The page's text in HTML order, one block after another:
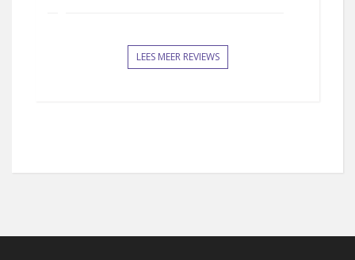
LEES MEER REVIEWS